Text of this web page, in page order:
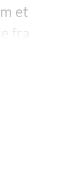
et
fra